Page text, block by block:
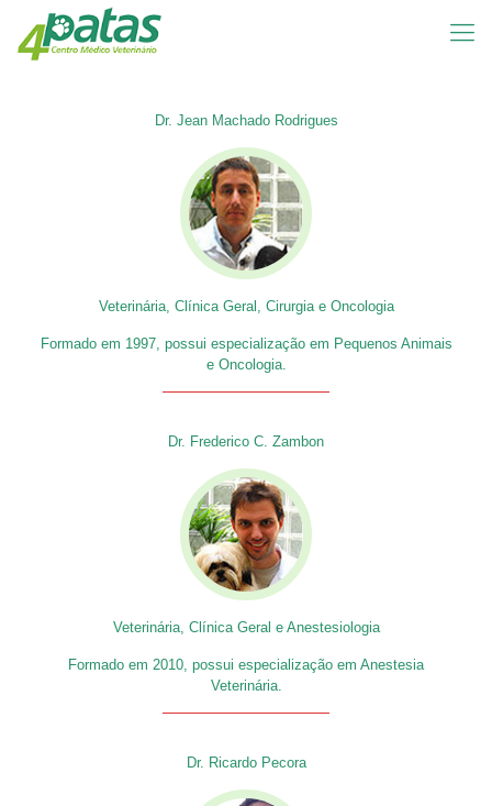
Dr. Jean Machado Rodrigues
Veterinária, Clínica Geral, Cirurgia e Oncologia
Formado em 1997, possui especialização em Pequenos Animais
e Oncologia.
Dr. Frederico C. Zambon
Veterinária, Clínica Geral e Anestesiologia
Formado em 2010, possui especialização em Anestesia
Veterinária.
Dr. Ricardo Pecora